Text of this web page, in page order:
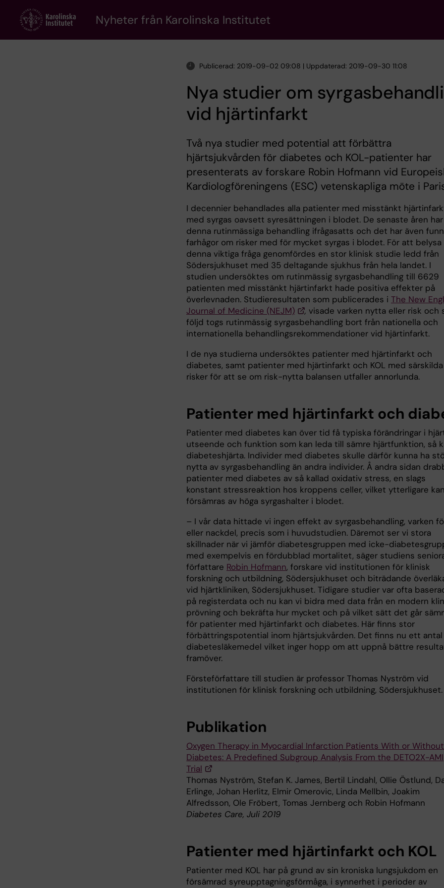
content
Nyheter från Karolinska Institutet
Publicerad: 2019-09-02 09:08 | Uppdaterad: 2019-09-30 11:08
Nya studier om
vid hjärtinfarkt
Två nya studier med potential att förbättra
hjärtsjukvården för diabetes och KOL-patienter har
presenterats av forskare Robin Hofmann vid
Kardiologföreningens (ESC) vetenskapliga möte i
I decennier behandlades alla patienter med misstänkt
med syrgas oavsett syresättningen i blodet. De senaste åren har
denna rutinmässiga behandling ifrågasatts och det har även
farhågor om risker med för mycket syrgas i blodet. För att belysa
denna viktiga fråga genomfördes en stor klinisk studie ledd från
Södersjukhuset med 35 deltagande sjukhus från hela landet. I
studien undersöktes om rutinmässig syrgasbehandling till 6629
patienten med misstänkt hjärtinfarkt hade positiva effekter på
överlevnaden. Studieresultaten som publicerades i The New
Journal of Medicine (NEJM)
, visade varken nytta eller risk och
följd togs rutinmässig syrgasbehandling bort från nationella och
internationella behandlingsrekommendationer vid hjärtinfarkt.
I de nya studierna undersöktes patienter med hjärtinfarkt och
diabetes, samt patienter med hjärtinfarkt och KOL med särskilda
risker för att se om risk-nytta balansen utfaller annorlunda.
Patienter med hjärtinfarkt och
Patienter med diabetes kan över tid få typiska förändringar i
utseende och funktion som kan leda till sämre hjärtfunktion, så
diabeteshjärta. Individer med diabetes skulle därför kunna ha
nytta av syrgasbehandling än andra individer. Å andra sidan
patienter med diabetes av så kallad oxidativ stress, en slags
konstant stressreaktion hos kroppens celler, vilket ytterligare
försämras av höga syrgashalter i blodet.
– I vår data hittade vi ingen effekt av syrgasbehandling, varken
eller nackdel, precis som i huvudstudien. Däremot ser vi stora
skillnader när vi jämför diabetesgruppen med icke-
med exempelvis en fördubblad mortalitet, säger studiens
författare Robin Hofmann, forskare vid institutionen för klinisk
forskning och utbildning, Södersjukhuset och biträdande
vid hjärtkliniken, Södersjukhuset. Tidigare studier var ofta
på registerdata och nu kan vi bidra med data från en modern
prövning och bekräfta hur mycket och på vilket sätt det går
för patienter med hjärtinfarkt och diabetes. Här finns stor
förbättringspotential inom hjärtsjukvården. Det finns nu ett antal
diabetesläkemedel vilket inger hopp om att uppnå bättre
framöver.
Försteförfattare till studien är professor Thomas Nyström vid
institutionen för klinisk forskning och utbildning, Södersjukhuset.
Publikation
Oxygen Therapy in Myocardial Infarction Patients With or Without
Diabetes: A Predefined Subgroup Analysis From the DETO2X-AMI
Trial
Thomas Nyström, Stefan K. James, Bertil Lindahl, Ollie Östlund,
Erlinge, Johan Herlitz, Elmir Omerovic, Linda Mellbin, Joakim
Alfredsson, Ole Fröbert, Tomas Jernberg och Robin Hofmann
Diabetes Care, Juli 2019
Patienter med hjärtinfarkt och KOL
Patienter med KOL har på grund av sin kroniska lungsjukdom en
försämrad syreupptagningsförmåga, i synnerhet i perioder av